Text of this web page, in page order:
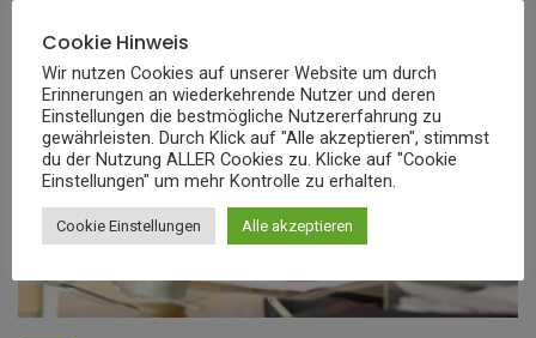
Cookie Hinweis
Wir nutzen Cookies auf unserer Website um durch
Erinnerungen an wiederkehrende Nutzer und deren
Einstellungen die bestmögliche Nutzererfahrung zu
gewährleisten. Durch Klick auf "Alle akzeptieren", stimmst
du der Nutzung ALLER Cookies zu. Klicke auf "Cookie
Einstellungen" um mehr Kontrolle zu erhalten.
Cookie Einstellungen Alle akzeptieren